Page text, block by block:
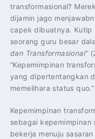
transformasional?
dijamin jago
capek dibuatnya. Kutip
seorang guru besar
dan Transformasional”
“Kepemimpinan
yang dipertentangkan
memelihara status quo.”
Kepemimpinan
sebagai kepemimpinan
bekerja menuju